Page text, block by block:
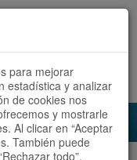
Español | Català
para mejorar
estadística y analizar
de cookies nos
y mostrarle
Al clicar en “Aceptar
También puede
todo”,